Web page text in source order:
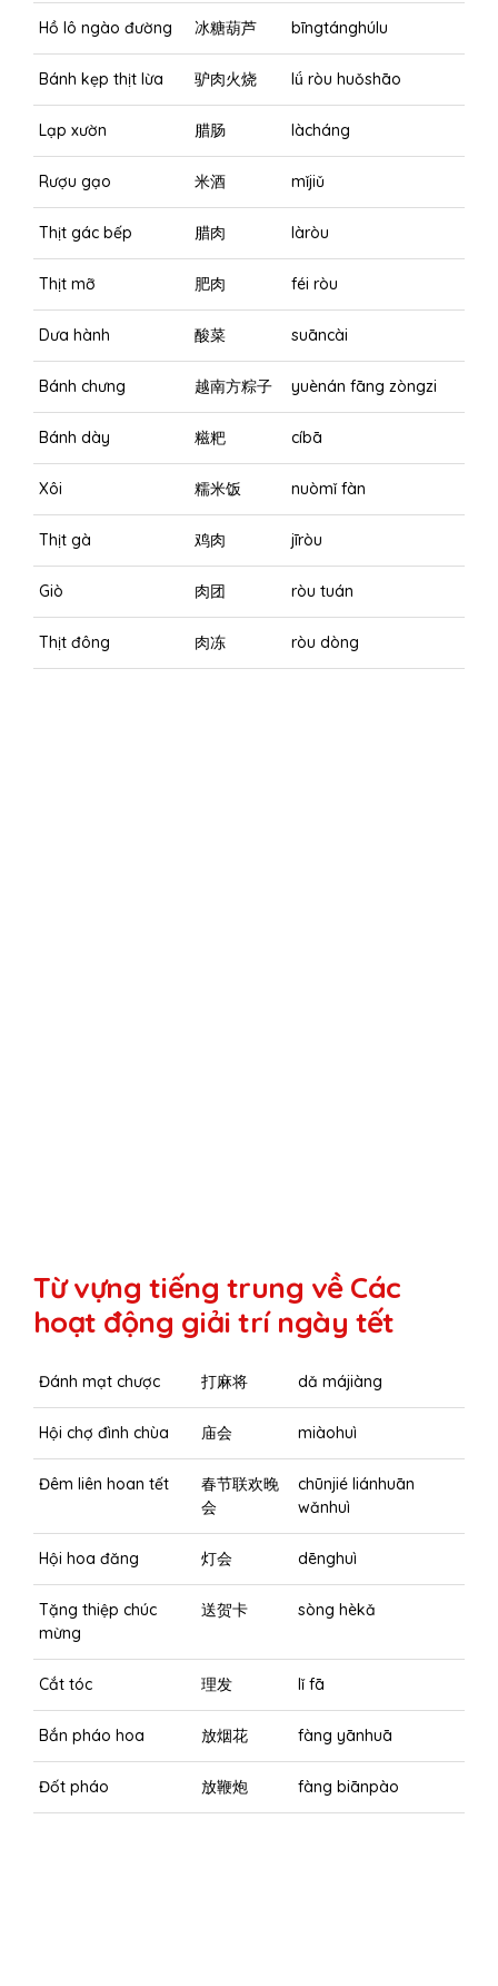
Hồ lô ngào đường 冰糖葫芦 bīngtánghúlu
Bánh kẹp thịt lừa 驴肉火烧 lǘ ròu huǒshāo
Lạp xườn 腊肠 làcháng
Rượu gạo 米酒 mǐjiǔ
Thịt gác bếp 腊肉 làròu
Thịt mỡ 肥肉 féi ròu
Dưa hành 酸菜 suāncài
Bánh chưng 越南方粽子 yuènán fāng zòngzi
Bánh dày 糍粑 cíbā
Xôi 糯米饭 nuòmǐ fàn
Thịt gà 鸡肉 jīròu
Giò 肉团 ròu tuán
Thịt đông 肉冻 ròu dòng
Từ vựng tiếng trung về Các
hoạt động giải trí ngày tết
Đánh mạt chược 打麻将 dǎ májiàng
Hội chợ đình chùa 庙会 miàohuì
Đêm liên hoan tết
春节联欢晚
会
chūnjié liánhuān
wǎnhuì
Hội hoa đăng 灯会 dēnghuì
Tặng thiệp chúc
mừng
送贺卡 sòng hèkǎ
Cắt tóc 理发 lǐ fā
Bắn pháo hoa 放烟花 fàng yānhuā
Đốt pháo 放鞭炮 fàng biānpào